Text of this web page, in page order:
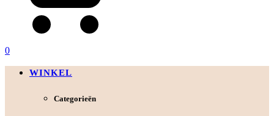
0
WINKEL
Categorieën